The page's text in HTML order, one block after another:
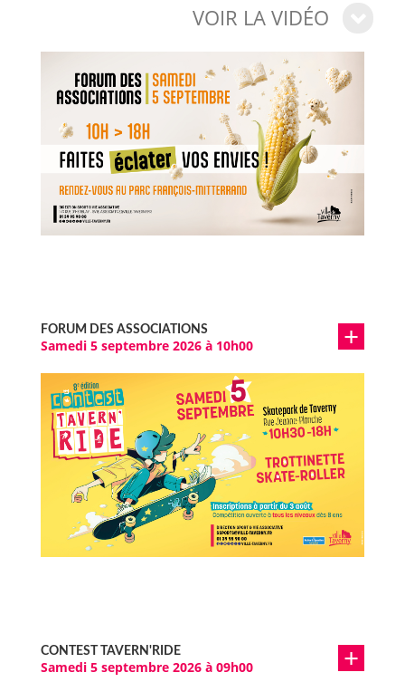
VOIR LA VIDÉO
FORUM DES ASSOCIATIONS
Samedi 5 septembre 2026 à 10h00
CONTEST TAVERN'RIDE
Samedi 5 septembre 2026 à 09h00